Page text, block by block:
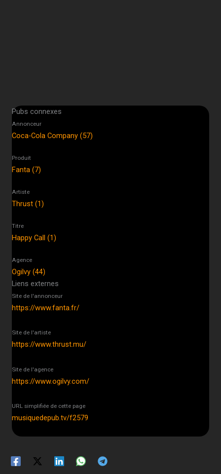
Pubs connexes
Annonceur
Coca-Cola Company (57)
Produit
Fanta (7)
Artiste
Thrust (1)
Titre
Happy Call (1)
Agence
Ogilvy (44)
Liens externes
Site de l'annonceur
https://www.fanta.fr/
Site de l'artiste
https://www.thrust.mu/
Site de l'agence
https://www.ogilvy.com/
URL simplifiée de cette page
musiquedepub.tv/f2579